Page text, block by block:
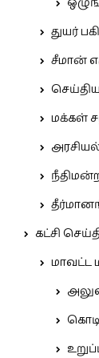
துயர்
சீமான்
மக்கள்
கட்சி
மாவட்ட